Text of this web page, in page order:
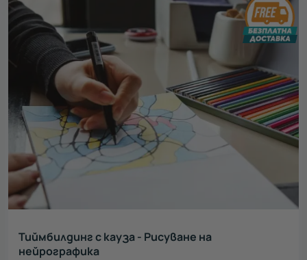
Тиймбилдинг с кауза - Рисуване на
нейрографика